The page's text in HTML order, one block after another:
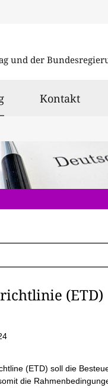
und der
ausgewählt
Kontakt
(ETD)
(ETD) soll die
die